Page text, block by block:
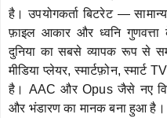
है। उपयोगकर्ता बिटरेट —
फ़ाइल आकार और ध्वनि
दुनिया का सबसे व्यापक रूप से
मीडिया प्लेयर, स्मार्टफ़ोन,
है। AAC और Opus जैसे नए
और भंडारण का मानक बना हुआ है।